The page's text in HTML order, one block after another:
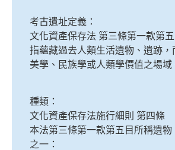
考古遺址定義：
文化資產保存法 第三條第一款第五
指蘊藏過去人類生活遺物、遺跡，
美學、民族學或人類學價值之場域
種類：
文化資產保存法施行細則 第四條
本法第三條第一款第五目所稱遺物
之一：